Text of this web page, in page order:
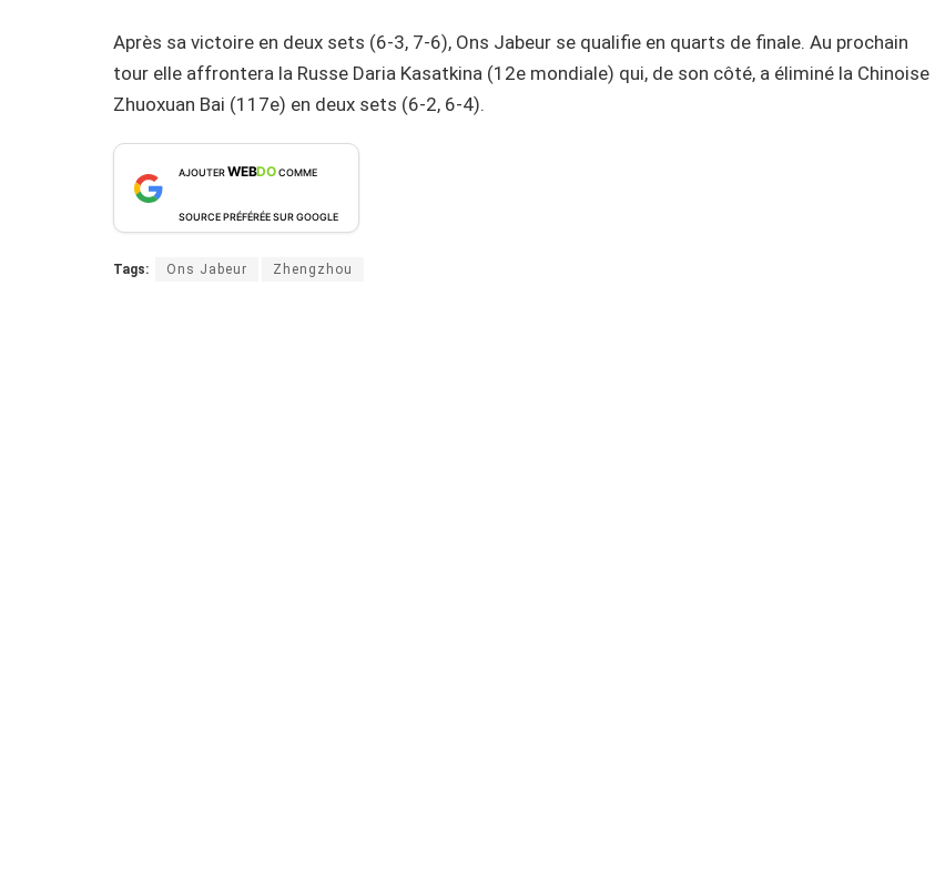
Après sa victoire en deux sets (6-3, 7-6), Ons Jabeur se qualifie en quarts de finale. Au prochain
tour elle affrontera la Russe Daria Kasatkina (12e mondiale) qui, de son côté, a éliminé la Chinoise
Zhuoxuan Bai (117e) en deux sets (6-2, 6-4).
AJOUTERWEBDOCOMME
SOURCE PRÉFÉRÉE SUR GOOGLE
Tags: Ons Jabeur Zhengzhou